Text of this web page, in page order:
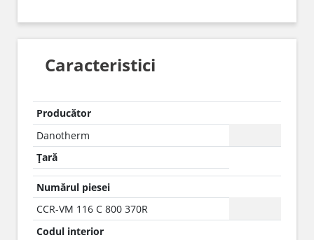
Caracteristici
Producător
Danotherm
Țară
Numărul piesei
CCR-VM 116 C 800 370R
Codul interior